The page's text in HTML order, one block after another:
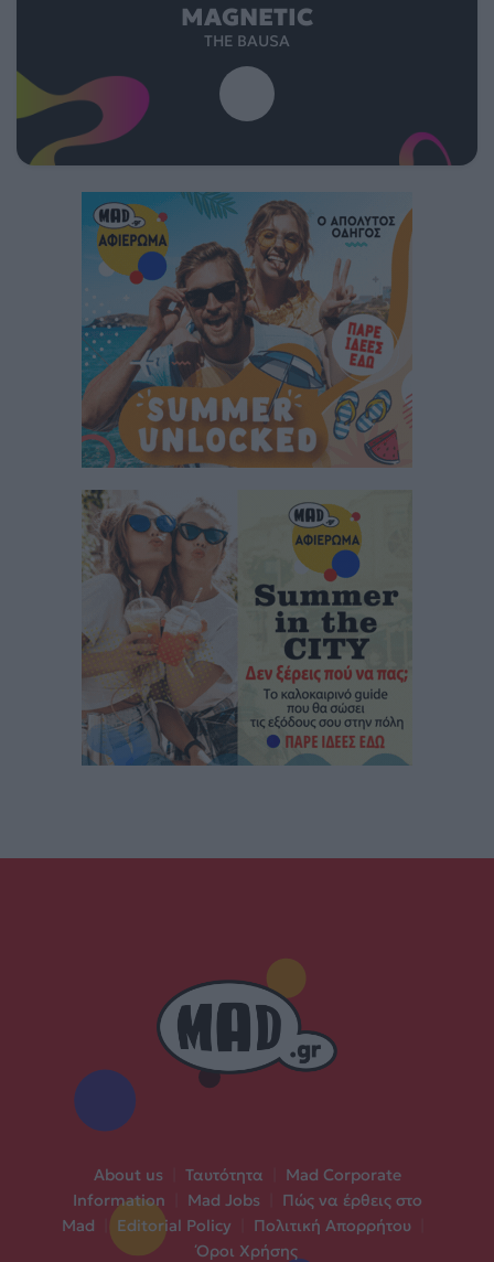
MAGNETIC
THE BAUSA
About us Ταυτότητα
Mad Corporate
Information
Mad Jobs
Πώς να έρθεις στο
Mad
Editorial Policy Πολιτική Απορρήτου
Όροι Χρήσης